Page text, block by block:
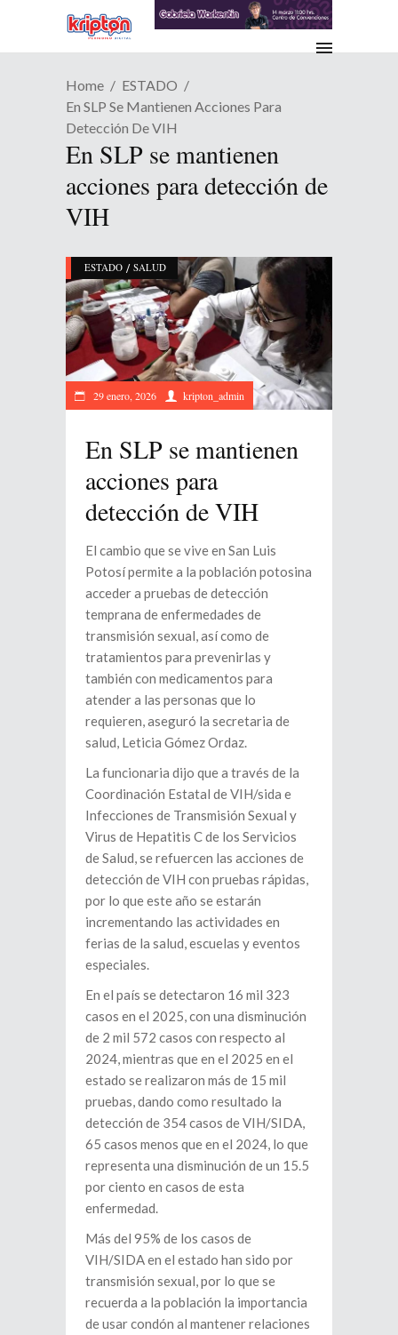
Home
ESTADO
En SLP Se Mantienen Acciones Para
Detección De VIH
En SLP se mantienen
acciones para detección de
VIH
ESTADO / SALUD
29 enero, 2026 kripton_admin
En SLP se mantienen
acciones para
detección de VIH
El cambio que se vive en San Luis
Potosí permite a la población potosina
acceder a pruebas de detección
temprana de enfermedades de
transmisión sexual, así como de
tratamientos para prevenirlas y
también con medicamentos para
atender a las personas que lo
requieren, aseguró la secretaria de
salud, Leticia Gómez Ordaz.
La funcionaria dijo que a través de la
Coordinación Estatal de VIH/sida e
Infecciones de Transmisión Sexual y
Virus de Hepatitis C de los Servicios
de Salud, se refuercen las acciones de
detección de VIH con pruebas rápidas,
por lo que este año se estarán
incrementando las actividades en
ferias de la salud, escuelas y eventos
especiales.
En el país se detectaron 16 mil 323
casos en el 2025, con una disminución
de 2 mil 572 casos con respecto al
2024, mientras que en el 2025 en el
estado se realizaron más de 15 mil
pruebas, dando como resultado la
detección de 354 casos de VIH/SIDA,
65 casos menos que en el 2024, lo que
representa una disminución de un 15.5
por ciento en casos de esta
enfermedad.
Más del 95% de los casos de
VIH/SIDA en el estado han sido por
transmisión sexual, por lo que se
recuerda a la población la importancia
de usar condón al mantener relaciones